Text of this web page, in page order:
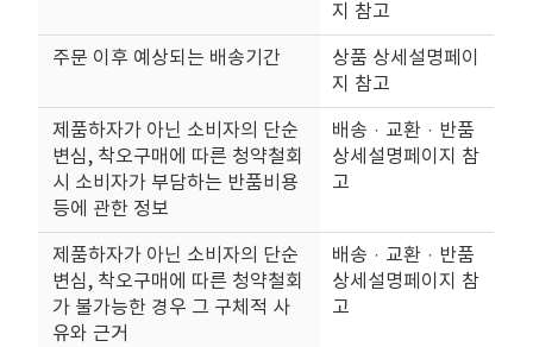
지 참고
주문 이후 예상되는 배송기간
상품 상세설명페이
지 참고
제품하자가 아닌 소비자의 단순
변심, 착오구매에 따른 청약철회
시 소비자가 부담하는 반품비용
등에 관한 정보
배송ㆍ교환ㆍ반품
상세설명페이지 참
고
제품하자가 아닌 소비자의 단순
변심, 착오구매에 따른 청약철회
가 불가능한 경우 그 구체적 사
유와 근거
배송ㆍ교환ㆍ반품
상세설명페이지 참
고